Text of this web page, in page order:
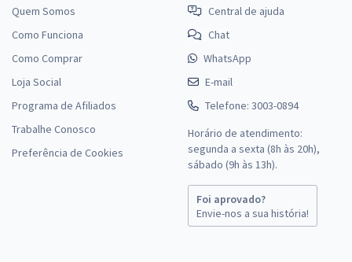
Quem Somos
Como Funciona
Como Comprar
Loja Social
Programa de Afiliados
Trabalhe Conosco
Preferência de Cookies
Central de ajuda
Chat
WhatsApp
E-mail
Telefone: 3003-0894
Horário de atendimento:
segunda a sexta (8h às 20h),
sábado (9h às 13h).
Foi aprovado?
Envie-nos a sua história!